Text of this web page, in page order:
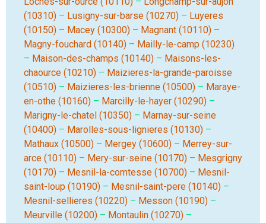
(10310) – Lusigny-sur-barse (10270) – Luyeres
(10150) – Macey (10300) – Magnant (10110) –
Magny-fouchard (10140) – Mailly-le-camp (10230)
– Maison-des-champs (10140) – Maisons-les-
chaource (10210) – Maizieres-la-grande-paroisse
(10510) – Maizieres-les-brienne (10500) – Maraye-
en-othe (10160) – Marcilly-le-hayer (10290) –
Marigny-le-chatel (10350) – Marnay-sur-seine
(10400) – Marolles-sous-lignieres (10130) –
Mathaux (10500) – Mergey (10600) – Merrey-sur-
arce (10110) – Mery-sur-seine (10170) – Mesgrigny
(10170) – Mesnil-la-comtesse (10700) – Mesnil-
saint-loup (10190) – Mesnil-saint-pere (10140) –
Mesnil-sellieres (10220) – Messon (10190) –
Meurville (10200) – Montaulin (10270) –